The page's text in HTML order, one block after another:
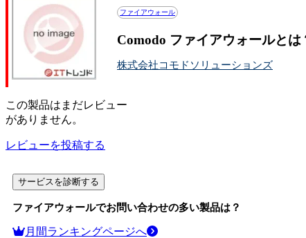
ファイアウォール
Comodo ファイアウォールと
株式会社コモドソリューションズ
この製品はまだレビュー
がありません。
レビューを投稿する
サービスを診断する
ファイアウォールでお問い合わせの多い製品は？
月間ランキングページへ